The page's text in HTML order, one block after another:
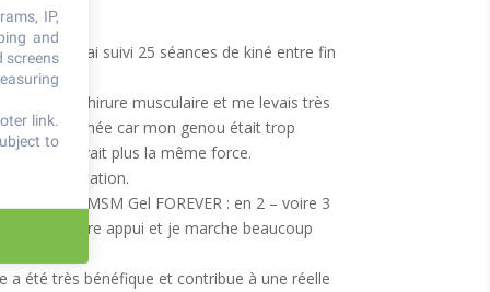
2022, j’ai suivi 25 séances de kiné entre fin
d’une déchirure musculaire et me levais très
ou couchée car mon genou était trop
n’avait plus la même force.
de rééducation.
soir le gel MSM Gel FOREVER : en 2 – voire 3
prendre appui et je marche beaucoup
a été très bénéfique et contribue à une réelle
IP,
and
screens
link.
to